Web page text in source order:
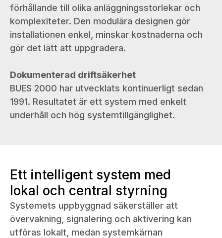
förhållande till olika anläggningsstorlekar och
komplexiteter. Den modulära designen gör
installationen enkel, minskar kostnaderna och
gör det lätt att uppgradera.
Dokumenterad driftsäkerhet
BUES 2000 har utvecklats kontinuerligt sedan
1991. Resultatet är ett system med enkelt
underhåll och hög systemtillgänglighet.
Ett intelligent system med
lokal och central styrning
Systemets uppbyggnad säkerställer att
övervakning, signalering och aktivering kan
utföras lokalt, medan systemkärnan